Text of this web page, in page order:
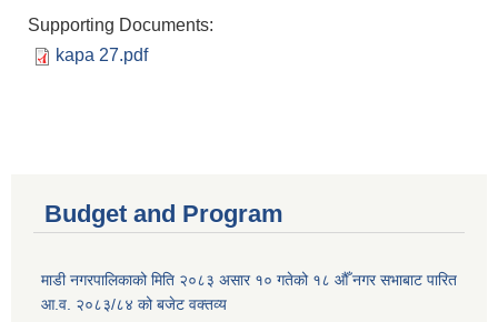
Supporting Documents:
kapa 27.pdf
Budget and Program
माडी नगरपालिकाको मिति २०८३ असार १० गतेको १८ औँ नगर सभाबाट पारित
आ.व. २०८३/८४ को बजेट वक्तव्य